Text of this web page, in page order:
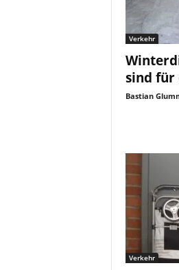
Verkehr
sind für
Bastian
Verkehr